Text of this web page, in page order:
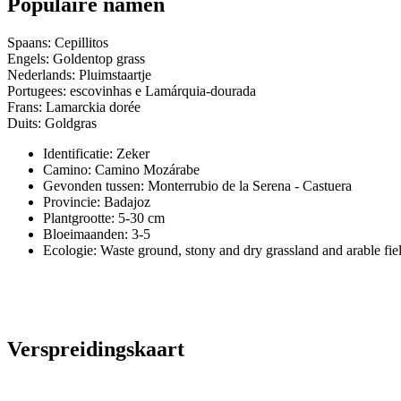
Spaans: Cepillitos
Engels: Goldentop grass
Nederlands: Pluimstaartje
Portugees: escovinhas e Lamárquia-dourada
Frans: Lamarckia dorée
Duits: Goldgras
Identificatie: Zeker
Camino: Camino Mozárabe
Gevonden tussen: Monterrubio de la Serena - Castuera
Provincie: Badajoz
Plantgrootte: 5-30 cm
Bloeimaanden: 3-5
Ecologie: Waste ground, stony and dry grassland and arable
Verspreidingskaart